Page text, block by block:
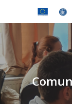
main
content